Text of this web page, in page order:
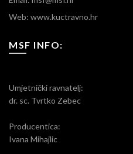
Web: www.kuctravno.hr
MSF INFO:
Umjetnički ravnatelj:
dr. sc. Tvrtko Zebec
Producentica:
Ivana Mihajlic